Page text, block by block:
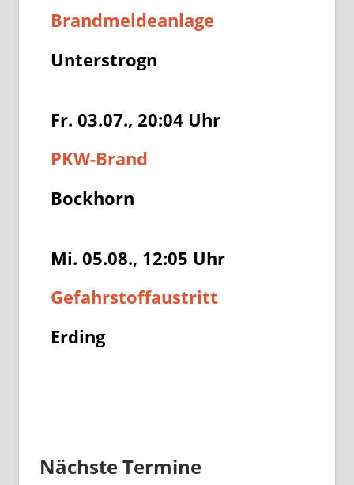
Brandmeldeanlage
Unterstrogn
Fr. 03.07., 20:04Uhr
PKW-Brand
Bockhorn
Mi. 05.08., 12:05 Uhr
Gefahrstoffaustritt
Erding
Nächste Termine